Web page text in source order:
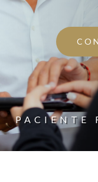
PACIENTE